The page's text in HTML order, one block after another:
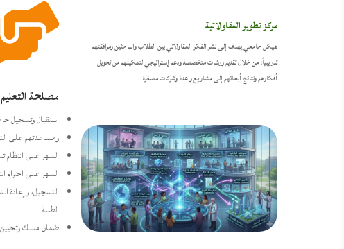
مصلحة
استقبال وتسجيل
ومساعدتهم على
السهر على انتظام
السهر على احترام
التسجيل، وإعادة
الطلبة
ضمان مسك وتحيين
مركز تطوير المقاولاتية
هيكل جامعي يهدف إلى نشر الفكر المقاولاتي بين الطلاب والباحثين ومرافقتهم
تدريبياً؛ من خلال تقديم ورشات متخصصة ودعم إستراتيجي لتمكينهم من تحويل
أفكارهم ونتائج أبحاتهم إلى مشاريع واعدة وشركات مصغرة.